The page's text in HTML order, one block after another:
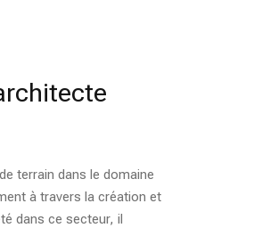
terrain dans le domaine
à travers la création et
dans ce secteur, il